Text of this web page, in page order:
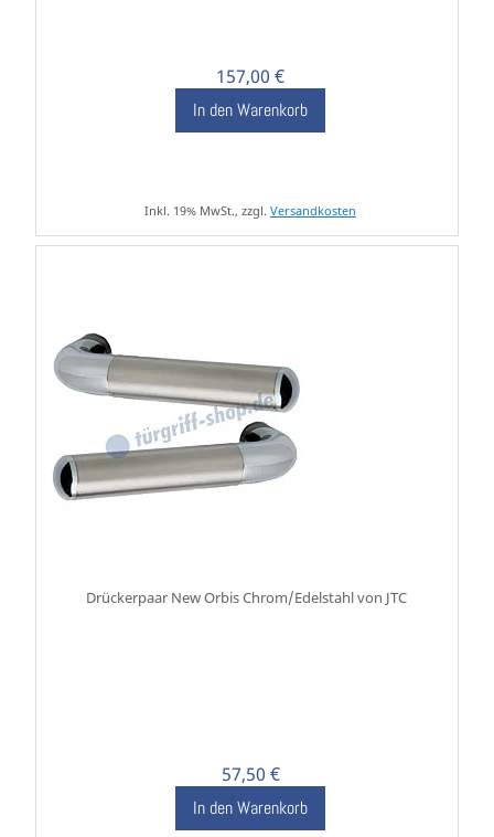
157,00 €
In den Warenkorb
Inkl. 19% MwSt., zzgl. Versandkosten
Drückerpaar New Orbis Chrom/Edelstahl von JTC
57,50 €
In den Warenkorb